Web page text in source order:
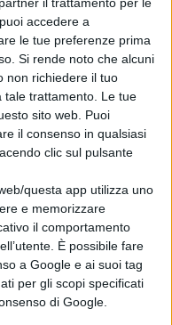
accedere a
le tue preferenze prima
Si rende noto che alcuni
non richiedere il tuo
tale trattamento. Le tue
sito web. Puoi
il consenso in qualsiasi
clic sul pulsante
questa app utilizza uno
e memorizzare
il comportamento
È possibile fare
a Google e ai suoi tag
per gli scopi specificati
di Google.
La Redazione
Dwayne
risponde
recensioni
Emanuela Giuliani
Disclaimer